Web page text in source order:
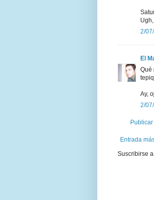
2/
El
Qué
Ay,
2/
Entrada
Suscribirse